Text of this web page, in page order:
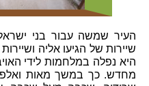
העיר שמשה עבור בני
שיירות של הגיעו אליה
היא נפלה במלחמות לידי
מחדש. כך במשך מאות